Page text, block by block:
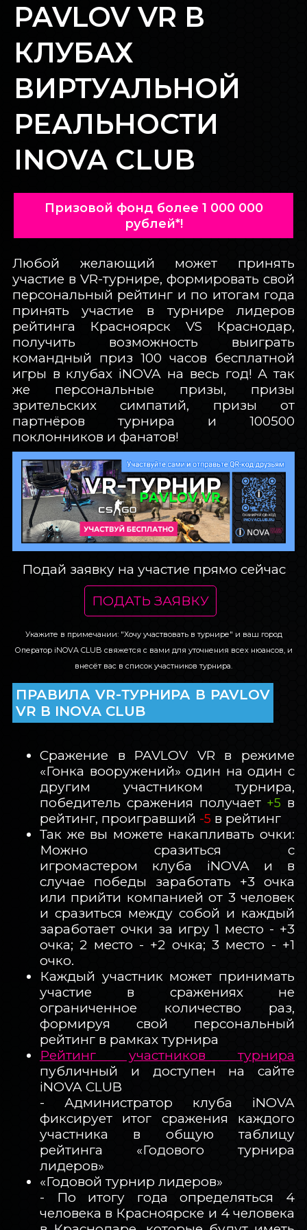
БЛОГ INOVA
ОБРАТНАЯ СВЯЗЬ
PAVLOV VR В
КЛУБАХ
ВИРТУАЛЬНОЙ
РЕАЛЬНОСТИ
INOVA CLUB
Призовой фонд более 1 000 000
рублей*!
Любой желающий может принять
участие в VR-турнире, формировать свой
персональный рейтинг и по итогам года
принять участие в турнире лидеров
рейтинга Красноярск VS Краснодар,
получить возможность выиграть
командный приз 100 часов бесплатной
игры в клубах iNOVA на весь год! А так
же персональные призы, призы
зрительских симпатий, призы от
партнёров турнира и 100500
поклонников и фанатов!
Подай заявку на участие прямо сейчас
ПОДАТЬ ЗАЯВКУ
Укажите в примечании: "Хочу участвовать в турнире" и ваш город
Оператор iNOVA CLUB свяжется с вами для уточнения всех нюансов, и
внесёт вас в список участников турнира.
ПРАВИЛА VR-ТУРНИРА В PAVLOV
VR В INOVA CLUB
Сражение в PAVLOV VR в режиме
«Гонка вооружений» один на один с
другим участником турнира,
победитель сражения получает +5 в
рейтинг, проигравший -5 в рейтинг
Так же вы можете накапливать очки:
Можно сразиться с
игромастером клуба iNOVA и в
случае победы заработать +3 очка
или прийти компанией от 3 человек
и сразиться между собой и каждый
заработает очки за игру 1 место - +3
очка; 2 место - +2 очка; 3 место - +1
очко.
Каждый участник может принимать
участие в сражениях не
ограниченное количество раз,
формируя свой персональный
рейтинг в рамках турнира
Рейтинг участников турнира
публичный и доступен на сайте
iNOVA CLUB
- Администратор клуба iNOVA
фиксирует итог сражения каждого
участника в общую таблицу
рейтинга «Годового турнира
лидеров»
«Годовой турнир лидеров»
- По итогу года определяться 4
человека в Красноярске и 4 человека